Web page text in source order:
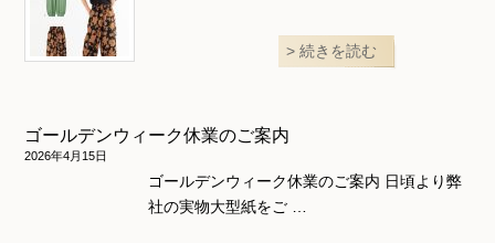
続きを読む
ゴールデンウィーク休業のご案内
2026年4月15日
ゴールデンウィーク休業のご案内 日頃より弊
社の実物大型紙をご …